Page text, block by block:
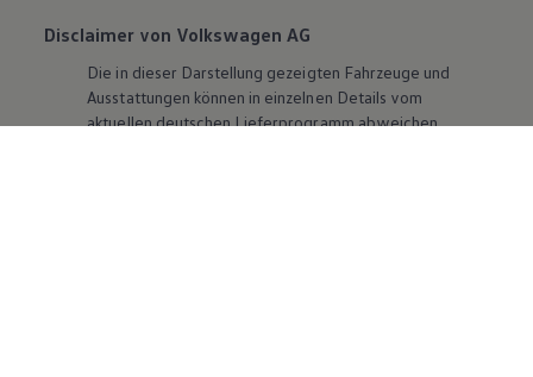
Disclaimer von Volkswagen AG
Die in dieser Darstellung gezeigten Fahrzeuge und
Ausstattungen können in einzelnen Details vom
aktuellen deutschen Lieferprogramm abweichen.